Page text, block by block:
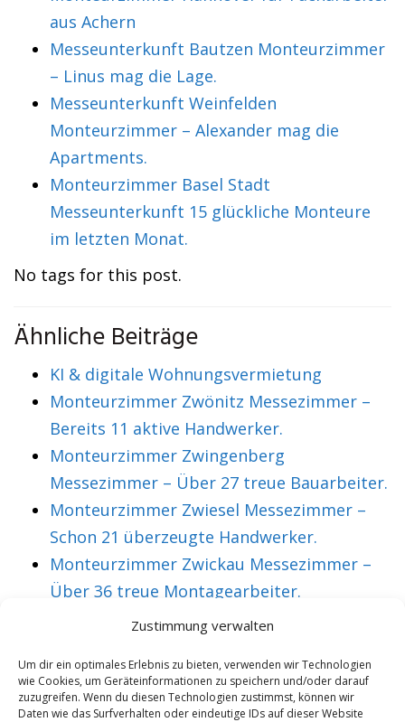
Zustimmung verwalten
Um dir ein optimales Erlebnis zu bieten, verwenden wir Technologien
wie Cookies, um Geräteinformationen zu speichern und/oder darauf
zuzugreifen. Wenn du diesen Technologien zustimmst, können wir
Daten wie das Surfverhalten oder eindeutige IDs auf dieser Website
aus Achern
Messeunterkunft Bautzen Monteurzimmer
– Linus mag die Lage.
Messeunterkunft Weinfelden
Monteurzimmer – Alexander mag die
Apartments.
Monteurzimmer Basel Stadt
Messeunterkunft 15 glückliche Monteure
im letzten Monat.
No tags for this post.
Ähnliche Beiträge
KI & digitale Wohnungsvermietung
Monteurzimmer Zwönitz Messezimmer –
Bereits 11 aktive Handwerker.
Monteurzimmer Zwingenberg
Messezimmer – Über 27 treue Bauarbeiter.
Monteurzimmer Zwiesel Messezimmer –
Schon 21 überzeugte Handwerker.
Monteurzimmer Zwickau Messezimmer –
Über 36 treue Montagearbeiter.
VORHERIGER ARTIKEL
Monteurzimmer
Oberwesel
NÄCHSTER ARTIKEL
Monteurzimmer
Oberwil